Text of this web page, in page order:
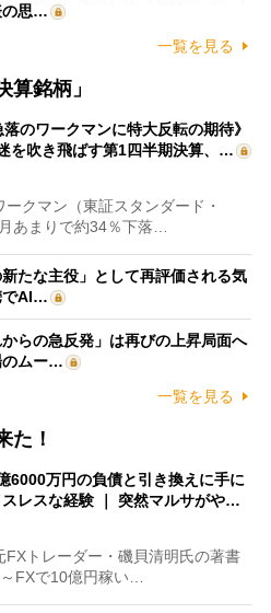
の思…
一覧を見る
算銘柄」
落のワークマンに特大反転の期待》
を吹き飛ばす第1四半期決算、…
クマン（東証スタンダード・
あまりで約34％下落…
たな主役」として再評価される気
でAI…
らの急反発」は再びの上昇局面へ
のムー…
一覧を見る
た！
6000万円の負債と引き換えに手に
スレスな経験 ｜ 突然マルサがや…
トレーダー・磯貝清明氏の著書
FXで10億円稼い…